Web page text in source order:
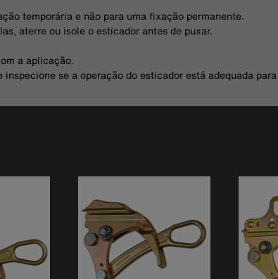
temporária e não para uma fixação permanente.
aterre ou isole o esticador antes de puxar.
a aplicação.
se a operação do esticador está adequada